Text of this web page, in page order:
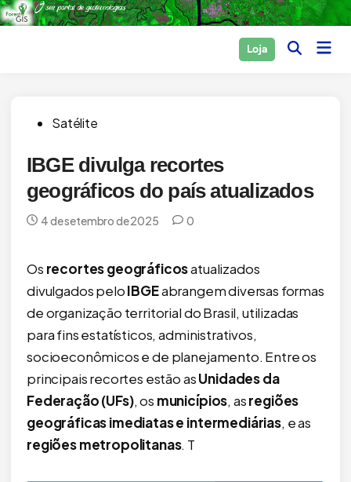
Skip
to
Loja Open Main
PostedSatélite
IBGE divulga recortes
geográficos do país atualizados
4 de setembro de 2025 0
Os recortes geográficosatualizados
divulgados peloIBGEabrangem diversas formas
de organização territorial do Brasil, utilizadas
para fins estatísticos, administrativos,
socioeconômicos e de planejamento. Entre os
principais recortes estão asUnidades da
Federação (UFs), os municípios, asregiões
geográficas imediatas e intermediárias, e as
regiões metropolitanas. T